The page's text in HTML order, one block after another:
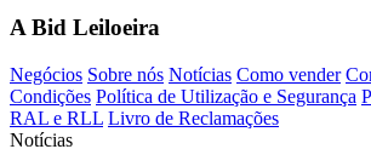
A Bid Leiloeira
Negócios Sobre nós Notícias Como vender
Condições Política de Utilização e Segurança
RAL e RLL Livro de Reclamações
Notícias